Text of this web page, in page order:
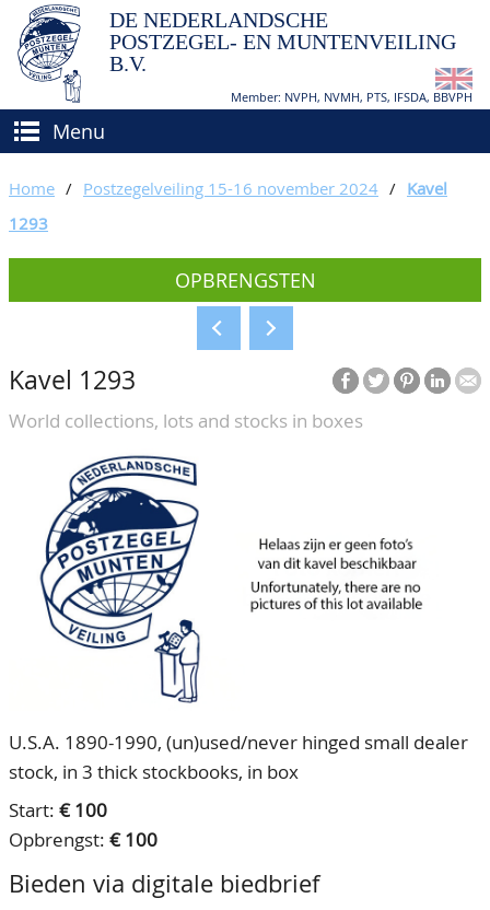
DE NEDERLANDSCHE
POSTZEGEL- EN MUNTENVEILING
B.V.
Member: NVPH, NVMH, PTS, IFSDA, BBVPH
Menu
(VER)KOPEN
Hoe verkopen?
Hoe kopen?
BIEDEN
TAXATIES
CATALOGI/OPBRENGSTEN
KEURINGSDIENST
OVER ONS
Ons Team
80 jarig bestaan
CONTACT
ACCOUNT
Home / Postzegelveiling 15-16 november 2024 / Kavel
1293
OPBRENGSTEN
Kavel 1293
World collections, lots and stocks in boxes
U.S.A. 1890-1990, (un)used/never hinged small dealer
stock, in 3 thick stockbooks, in box
Start: € 100
Opbrengst: € 100
Bieden via digitale biedbrief